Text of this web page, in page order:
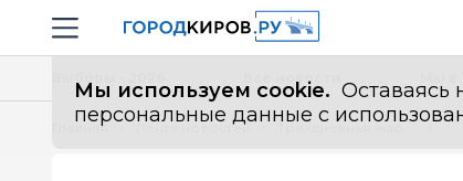
Навигация сайта
Мы используем cookie. Оставаясь
персональные данные с
Все новости
Главная Лента новостей